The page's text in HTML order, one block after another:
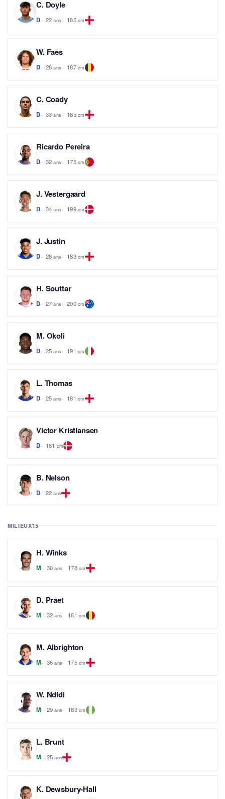
C. Doyle
D 22 ans 185 cm
W. Faes
D 28 ans 187 cm
C. Coady
D 33 ans 185 cm
Ricardo Pereira
D 32 ans 175 cm
J. Vestergaard
D 34 ans 199 cm
J. Justin
D 28 ans 183 cm
H. Souttar
D 27 ans 200 cm
M. Okoli
D 25 ans 191 cm
L. Thomas
D 25 ans 181 cm
Victor Kristiansen
D 181 cm
B. Nelson
D 22 ans
MILIEUX15
H. Winks
M 30 ans 178 cm
D. Praet
M 32 ans 181 cm
M. Albrighton
M 36 ans 175 cm
W. Ndidi
M 29 ans 183 cm
L. Brunt
M 25 ans
K. Dewsbury-Hall